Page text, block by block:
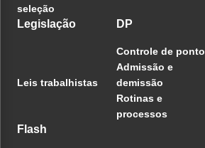
seleção
Legislação
Leis trabalhistas
DP
Controle de ponto
Admissão e
demissão
Rotinas e
processos
Flash